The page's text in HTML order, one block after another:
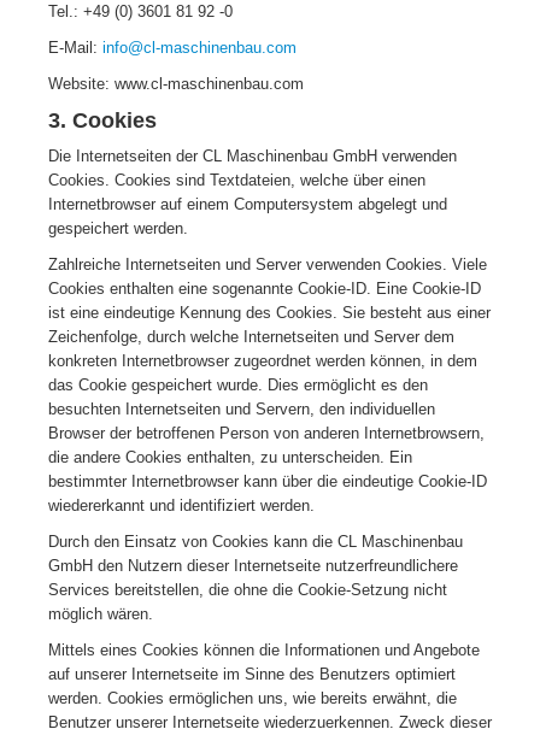
Tel.: +49 (0) 3601 81 92 -0
E-Mail: info@cl-maschinenbau.com
Website: www.cl-maschinenbau.com
3. Cookies
Die Internetseiten der CL Maschinenbau GmbH verwenden
Cookies. Cookies sind Textdateien, welche über einen
Internetbrowser auf einem Computersystem abgelegt und
gespeichert werden.
Zahlreiche Internetseiten und Server verwenden Cookies. Viele
Cookies enthalten eine sogenannte Cookie-ID. Eine Cookie-ID
ist eine eindeutige Kennung des Cookies. Sie besteht aus einer
Zeichenfolge, durch welche Internetseiten und Server dem
konkreten Internetbrowser zugeordnet werden können, in dem
das Cookie gespeichert wurde. Dies ermöglicht es den
besuchten Internetseiten und Servern, den individuellen
Browser der betroffenen Person von anderen Internetbrowsern,
die andere Cookies enthalten, zu unterscheiden. Ein
bestimmter Internetbrowser kann über die eindeutige Cookie-ID
wiedererkannt und identifiziert werden.
Durch den Einsatz von Cookies kann die CL Maschinenbau
GmbH den Nutzern dieser Internetseite nutzerfreundlichere
Services bereitstellen, die ohne die Cookie-Setzung nicht
möglich wären.
Mittels eines Cookies können die Informationen und Angebote
auf unserer Internetseite im Sinne des Benutzers optimiert
werden. Cookies ermöglichen uns, wie bereits erwähnt, die
Benutzer unserer Internetseite wiederzuerkennen. Zweck dieser